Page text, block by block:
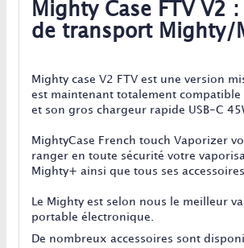
Mighty Case FTV V2
de transport Mighty/
Mighty case V2 FTV est une version
est maintenant totalement compatible
et son gros chargeur rapide USB-C
MightyCase French touch Vaporizer
ranger en toute sécurité votre
Mighty+ ainsi que tous ses accessoires.
Le Mighty est selon nous le meilleur
portable électronique.
De nombreux accessoires sont